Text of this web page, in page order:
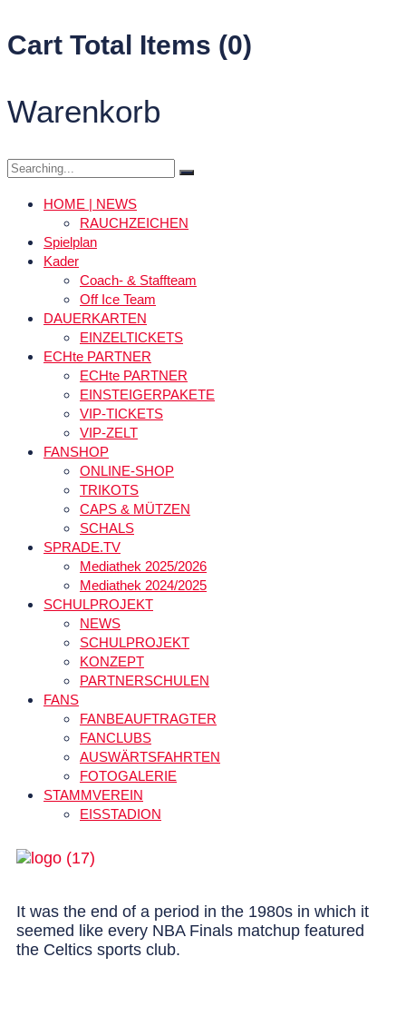
Cart Total Items (0)
Warenkorb
HOME | NEWS
RAUCHZEICHEN
Spielplan
Kader
Coach- & Staffteam
Off Ice Team
DAUERKARTEN
EINZELTICKETS
ECHte PARTNER
ECHte PARTNER
EINSTEIGERPAKETE
VIP-TICKETS
VIP-ZELT
FANSHOP
ONLINE-SHOP
TRIKOTS
CAPS & MÜTZEN
SCHALS
SPRADE.TV
Mediathek 2025/2026
Mediathek 2024/2025
SCHULPROJEKT
NEWS
SCHULPROJEKT
KONZEPT
PARTNERSCHULEN
FANS
FANBEAUFTRAGTER
FANCLUBS
AUSWÄRTSFAHRTEN
FOTOGALERIE
STAMMVEREIN
EISSTADION
It was the end of a period in the 1980s in which it
seemed like every NBA Finals matchup featured
the Celtics sports club.